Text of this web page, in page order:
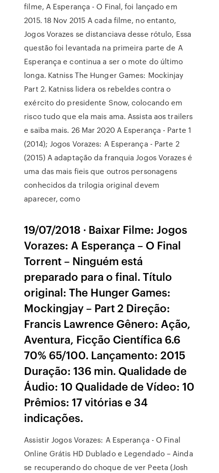
filme, A Esperança - O Final, foi lançado em
2015. 18 Nov 2015 A cada filme, no entanto,
Jogos Vorazes se distanciava desse rótulo, Essa
questão foi levantada na primeira parte de A
Esperança e continua a ser o mote do último
longa. Katniss The Hunger Games: Mockinjay
Part 2. Katniss lidera os rebeldes contra o
exército do presidente Snow, colocando em
risco tudo que ela mais ama. Assista aos trailers
e saiba mais. 26 Mar 2020 A Esperança - Parte 1
(2014); Jogos Vorazes: A Esperança - Parte 2
(2015) A adaptação da franquia Jogos Vorazes é
uma das mais fieis que outros personagens
conhecidos da trilogia original devem
aparecer, como
19/07/2018 · Baixar Filme: Jogos
Vorazes: A Esperança – O Final
Torrent – Ninguém está
preparado para o final. Título
original: The Hunger Games:
Mockingjay – Part 2 Direção:
Francis Lawrence Gênero: Ação,
Aventura, Ficção Científica 6.6
70% 65/100. Lançamento: 2015
Duração: 136 min. Qualidade de
Áudio: 10 Qualidade de Vídeo: 10
Prêmios: 17 vitórias e 34
indicações.
Assistir Jogos Vorazes: A Esperança - O Final
Online Grátis HD Dublado e Legendado – Ainda
se recuperando do choque de ver Peeta (Josh